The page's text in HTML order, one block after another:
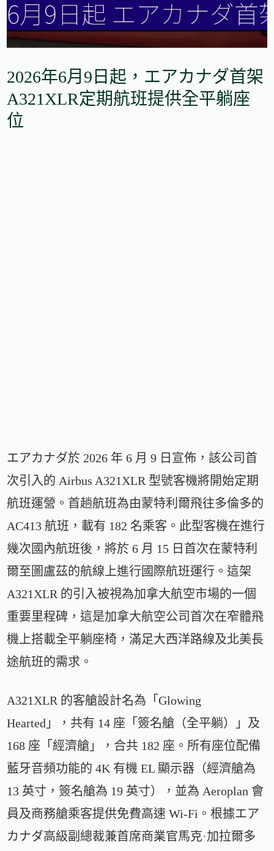
2026年6月9日起，エアカナダ首架
A321XLR定期航班提供全平躺座
位
エアカナダ於 2026 年 6 月 9 日宣佈，該公司首
次引入的 Airbus A321XLR 型號客機將開始定期
航班運營。首趟航班為由蒙特利爾飛往多倫多的
AC413 航班，載有 182 名乘客。此型客機在進行
幾次國內航班後，將於 6 月 15 日首次在蒙特利
爾至圖盧茲的航線上進行國際航班運行。這架
A321XLR 的引入被視為加拿大航空市場的一個
重要里程碑，這是加拿大航空公司首次在窄體飛
機上搭載全平躺座椅，滿足大西洋路線及北美長
途航班的需求。
A321XLR 的客艙設計名為「Glowing
Hearted」，共有 14 座「簽名艙（全平躺）」及
168 座「經濟艙」，合共 182 座。所有座位配備
藍牙音頻功能的 4K 有機 EL 顯示器（經濟艙為
13 英寸，簽名艙為 19 英寸），並為 Aeroplan 會
員及商務艙乘客提供免費高速 Wi-Fi。根據エア
カナダ高級副總裁兼首席商業官馬克·加拉爾多